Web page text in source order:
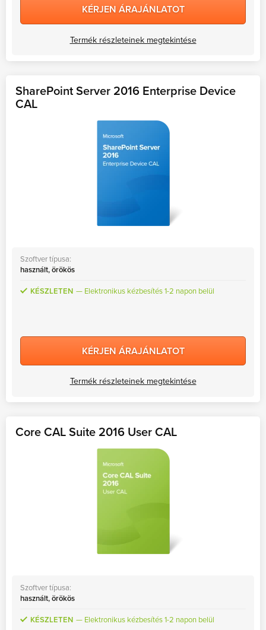
KÉRJEN ÁRAJÁNLATOT
Termék részleteinek megtekintése
SharePoint Server 2016 Enterprise Device
CAL
Szoftver típusa:
használt, örökös
KÉSZLETEN Elektronikus kézbesítés 1-2 napon belül
KÉRJEN ÁRAJÁNLATOT
Termék részleteinek megtekintése
Core CAL Suite 2016 User CAL
Szoftver típusa:
használt, örökös
KÉSZLETEN Elektronikus kézbesítés 1-2 napon belül